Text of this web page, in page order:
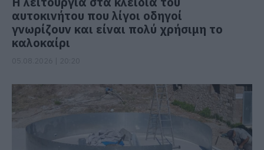
αυτοκινήτου που λίγοι οδηγοί
γνωρίζουν και είναι πολύ χρήσιμη το
καλοκαίρι